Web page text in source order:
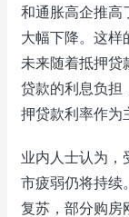
和通胀高企推高
大幅下降。这样
未来随着抵押贷
贷款的利息负担
押贷款利率作为
业内人士认为，
市疲弱仍将持续
复苏，部分购房